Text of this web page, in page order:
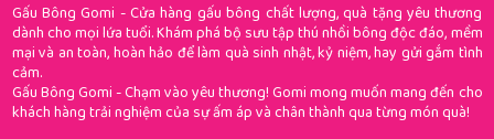
Gấu Bông Gomi - Cửa hàng gấu bông chất lượng, quà tặng yêu thương
dành cho mọi lứa tuổi. Khám phá bộ sưu tập thú nhồi bông độc đáo, mềm
mại và an toàn, hoàn hảo để làm quà sinh nhật, kỷ niệm, hay gửi gắm tình
cảm.
Gấu Bông Gomi - Chạm vào yêu thương! Gomi mong muốn mang đến cho
khách hàng trải nghiệm của sự ấm áp và chân thành qua từng món quà!